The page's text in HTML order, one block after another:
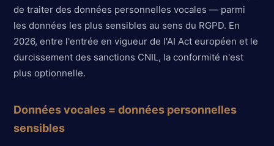
de traiter des données personnelles vocales — parmi
les données les plus sensibles au sens du RGPD. En
2026, entre l'entrée en vigueur de l'AI Act européen et le
durcissement des sanctions CNIL, la conformité n'est
plus optionnelle.
Données vocales = données personnelles
sensibles